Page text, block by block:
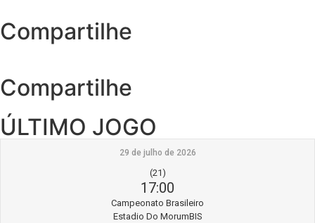
Compartilhe
Compartilhe
ÚLTIMO JOGO
29 de julho de 2026
(21)
17:00
Campeonato Brasileiro
Estadio Do MorumBIS